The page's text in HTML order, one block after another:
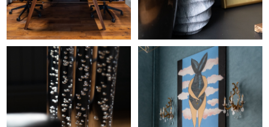
publicaciones rusas y extranjeras